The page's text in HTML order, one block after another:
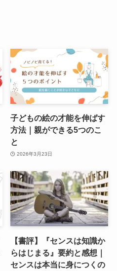
子どもの絵の才能を伸ばす
方法｜親ができる5つのこ
と
2026年3月23日
【書評】『センスは知識か
らはじまる』要約と感想｜
センスは本当に身につくの